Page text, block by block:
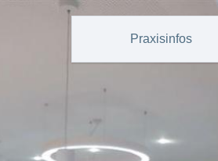
Praxisinfos